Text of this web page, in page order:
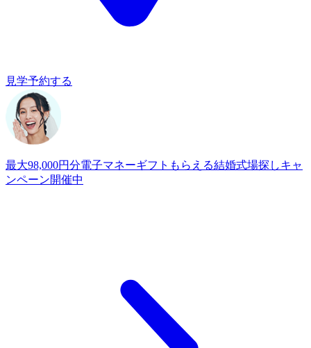
見学予約する
最大98,000円分電子マネーギフトもらえる結婚式場探しキャ
ンペーン開催中